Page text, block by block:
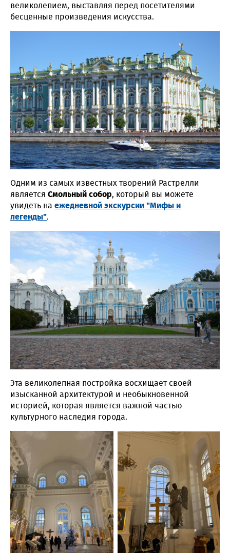
великолепием, выставляя перед посетителями
бесценные произведения искусства.
Одним из самых известных творений Растрелли
является Смольный собор, который вы можете
увидеть на ежедневной экскурсии "Мифы и
легенды".
Эта великолепная постройка восхищает своей
изысканной архитектурой и необыкновенной
историей, которая является важной частью
культурного наследия города.